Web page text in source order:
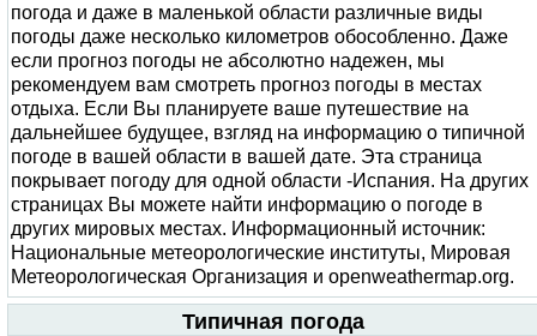
погода и даже в маленькой области различные виды
погоды даже несколько километров обособленно. Даже
если прогноз погоды не абсолютно надежен, мы
рекомендуем вам смотреть прогноз погоды в местах
отдыха. Если Вы планируете ваше путешествие на
дальнейшее будущее, взгляд на информацию о типичной
погоде в вашей области в вашей дате. Эта страница
покрывает погоду для одной области -Испания. На других
страницах Вы можете найти информацию о погоде в
других мировых местах. Информационный источник:
Национальные метеорологические институты, Мировая
Метеорологическая Организация и openweathermap.org.
Типичная погода